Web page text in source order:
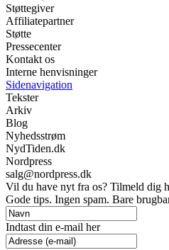
Støttegiver
Affiliatepartner
Støtte
Pressecenter
Kontakt os
Interne henvisninger
Sidenavigation
Tekster
Arkiv
Blog
Nyhedsstrøm
NydTiden.dk
Nordpress
salg@nordpress.dk
Vil du have nyt fra os? Tilmeld dig
Gode tips. Ingen spam. Bare
Indtast din e-mail her